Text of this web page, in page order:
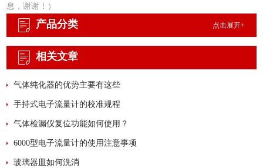
息，谢谢！）
产品分类 点击展开+
相关文章
气体纯化器的优势主要有这些
手持式电子流量计的校准规程
气体检漏仪复位功能如何使用？
6000型电子流量计的使用注意事项
玻璃器皿如何洗消